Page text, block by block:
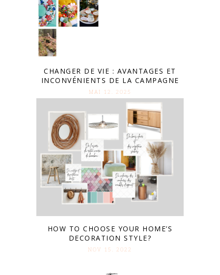
CHANGER DE VIE : AVANTAGES ET
INCONVÉNIENTS DE LA CAMPAGNE
MAI 12. 2025
HOW TO CHOOSE YOUR HOME’S
DECORATION STYLE?
NOV 15. 2022